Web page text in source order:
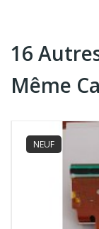
16
Même
NEUF